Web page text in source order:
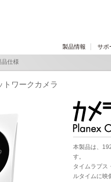
製品情報 サポ
品仕様
トワークカメラ
本製品は、
す。
タイムラプス
ルタイムに映